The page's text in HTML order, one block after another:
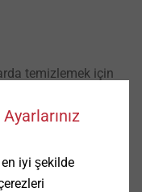
temizlemek için
iyi şekilde